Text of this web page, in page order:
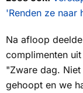
'Renden ze naar
Na afloop
complimenten
"Zware dag.
gehoopt en we